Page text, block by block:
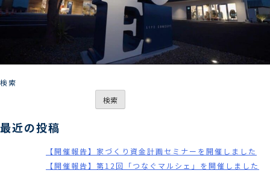
検索
検索
最近の投稿
【開催報告】家づくり資金計画セミナーを開催しました
【開催報告】第12回「つなぐマルシェ」を開催しました